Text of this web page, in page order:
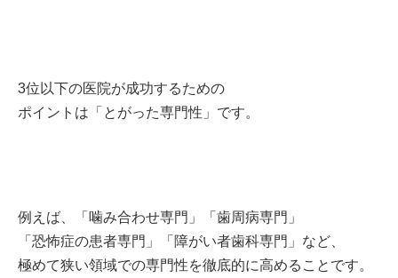
3位以下の医院が成功するための
ポイントは「とがった専門性」です。
例えば、「噛み合わせ専門」「歯周病専門」
「恐怖症の患者専門」「障がい者歯科専門」など、
極めて狭い領域での専門性を徹底的に高めることです。